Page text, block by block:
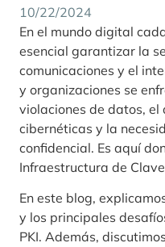
10/22/2024
En el mundo digital
esencial garantizar la
comunicaciones y el
y organizaciones se
violaciones de datos, el
cibernéticas y la
confidencial. Es aquí
Infraestructura de
En este blog,
y los principales
PKI. Además,